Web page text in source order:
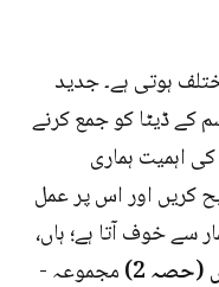
ہوتی ہے۔ جدید
کے ڈیٹا کو جمع کرنے
اہمیت ہماری
کریں اور اس پر عمل
سے خوف آتا ہے؛ ہاں،
(حصہ 2)
مجموعہ -